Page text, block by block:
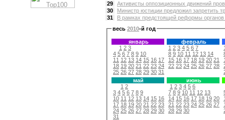
29
Активисты оппозиционных движений
30
Министр юстиции предложил запретить
31
В рамках предстоящей реформы
весь 2010-й год
январь
1 2 3
4 5 6 7 8 9 10
11 12 13 14 15 16 17
18 19 20 21 22 23 24
25 26 27 28 29 30 31
февраль
1 2 3 4 5 6 7
8 9 10 11 12 13 14
15 16 17 18 19 20 21
22 23 24 25 26 27 28
май
1 2
3 4 5 6 7 8 9
10 11 12 13 14 15 16
17 18 19 20 21 22 23
24 25 26 27 28 29 30
31
июнь
1 2 3 4 5 6
7 8 9 10 11 12 13
14 15 16 17 18 19 20
21 22 23 24 25 26 27
28 29 30